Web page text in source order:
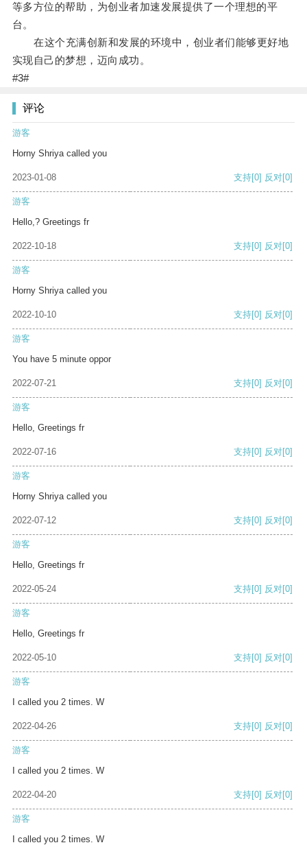
等多方位的帮助，为创业者加速发展提供了一个理想的平
台。
在这个充满创新和发展的环境中，创业者们能够更好地
实现自己的梦想，迈向成功。
#3#
评论
游客
Horny Shriya called you
2023-01-08 支持[0] 反对[0]
游客
Hello,? Greetings fr
2022-10-18 支持[0] 反对[0]
游客
Horny Shriya called you
2022-10-10 支持[0] 反对[0]
游客
You have 5 minute oppor
2022-07-21 支持[0] 反对[0]
游客
Hello, Greetings fr
2022-07-16 支持[0] 反对[0]
游客
Horny Shriya called you
2022-07-12 支持[0] 反对[0]
游客
Hello, Greetings fr
2022-05-24 支持[0] 反对[0]
游客
Hello, Greetings fr
2022-05-10 支持[0] 反对[0]
游客
I called you 2 times. W
2022-04-26 支持[0] 反对[0]
游客
I called you 2 times. W
2022-04-20 支持[0] 反对[0]
游客
I called you 2 times. W